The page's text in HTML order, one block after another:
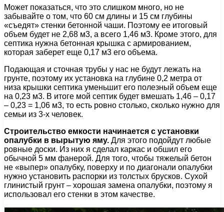
Может показаться, что это слишком много, но не
забывайте о том, что 60 см длины и 15 см глубины
«съедят» стенки бетонной чаши. Поэтому ее итоговый
объем будет не 2,68 м3, а всего 1,46 м3. Кроме этого, для
септика нужна бетонная крышка с армированием,
которая заберет еще 0,17 м3 его объема.
Подающая и сточная трубы у нас не будут лежать на
грунте, поэтому их установка на глубине 0,2 метра от
низа крышки септика уменьшит его полезный объем еще
на 0,23 м3. В итоге мой септик будет вмешать 1,46 – 0,17
– 0,23 = 1,06 м3, то есть ровно столько, сколько нужно для
семьи из 3-х человек.
Строительство емкости начинается с установки
опалубки в вырытую яму. Для этого подойдут любые
ровные доски. Из них я сделал каркас и обшил его
обычной 5 мм фанерой. Для того, чтобы тяжелый бетон
не «выпер» опалубку, поверху и по диагонали опалубки
нужно установить распорки из толстых брусков. Сухой
глинистый грунт – хорошая замена опалубки, поэтому я
использовал его стенки в этом качестве.